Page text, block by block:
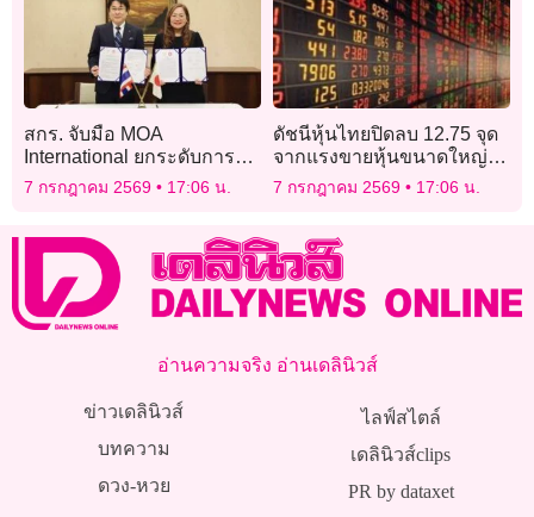
สกร. จับมือ MOA
International ยกระดับการ
เรียนรู้ตลอดชีวิต
7 กรกฎาคม 2569 17:06 น.
ดัชนีหุ้นไทยปิดลบ 12.75 จุด
จากแรงขายหุ้นขนาดใหญ่
นำโดยเดลต้า กัลฟ์
7 กรกฎาคม 2569 17:06 น.
อ่านความจริง อ่านเดลินิวส์
ข่าวเดลินิวส์
บทความ
ดวง-หวย
ไลฟ์สไตล์
เดลินิวส์clips
PR by dataxet